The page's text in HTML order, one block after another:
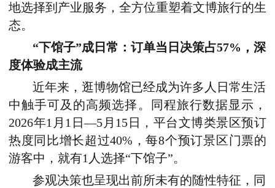
地选择到产业服务，全方位重塑着文博旅行的生
态。
“下馆子”成日常：订单当日决策占57%，深
度体验成主流
近年来 ，逛博物馆已经成为许多人日常生活
中触手可及的高频选择。同程旅行数据显示，
2026年1月1日—5月15日，平台文博类景区预订
热度同比增长超过40%，每8个预订景区门票的
游客中，就有1人选择“下馆子”。
参观决策也呈现出前所未有的随性特征，同